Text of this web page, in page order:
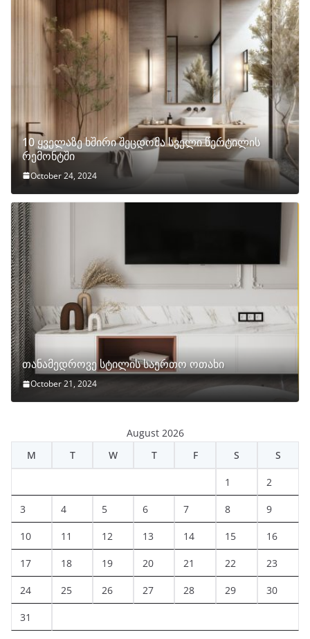
10 ყველაზე ხშირი შეცდომა სველი წერტილის
რემონტში
October 24, 2024
თანამედროვე სტილის საერთო ოთახი
October 21, 2024
August 2026
M
T W T F S S
1 2
3 4 5 6 7 8 9
10 11 12 13 14 15 16
17 18 19 20 21 22 23
24 25 26 27 28 29 30
31